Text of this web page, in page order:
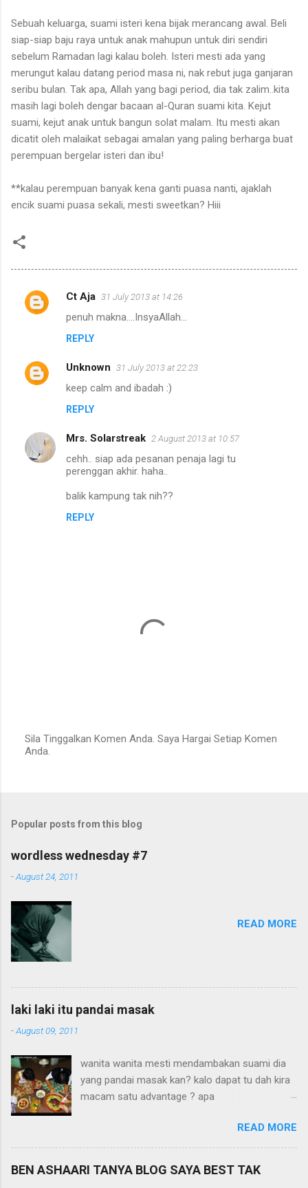
Sebuah keluarga, suami isteri kena bijak merancang awal. Beli
siap-siap baju raya untuk anak mahupun untuk diri sendiri
sebelum Ramadan lagi kalau boleh. Isteri mesti ada yang
merungut kalau datang period masa ni, nak rebut juga ganjaran
seribu bulan. Tak apa, Allah yang bagi period, dia tak zalim..kita
masih lagi boleh dengar bacaan al-Quran suami kita. Kejut
suami, kejut anak untuk bangun solat malam. Itu mesti akan
dicatit oleh malaikat sebagai amalan yang paling berharga buat
perempuan bergelar isteri dan ibu!
**kalau perempuan banyak kena ganti puasa nanti, ajaklah
encik suami puasa sekali, mesti sweetkan? Hiii
C
m
e
s
Ct Aja 31 July 2013 at 14:26
penuh makna....InsyaAllah...
REPLY
Unknown 31 July 2013 at 22:23
keep calm and ibadah :)
REPLY
Mrs. Solarstreak 2 August 2013 at 10:57
cehh.. siap ada pesanan penaja lagi tu
perenggan akhir. haha..
balik kampung tak nih??
REPLY
P
o
m
e
n
Sila Tinggalkan Komen Anda. Saya Hargai Setiap Komen
Anda.
Popular posts from this blog
wordless wednesday #7
-August 24, 2011
READ MORE
laki laki itu pandai masak
-August 09, 2011
wanita wanita mesti mendambakan suami dia
yang pandai masak kan? kalo dapat tu dah kira
macam satu advantage ? apa
buat resipi gabungankan?boring gak kalo isteri
masak benda yang sama.. bila kaki ku terjejak
atas tanah mesir, baru ku tahu yang rerupanya
READ MORE
BEN ASHAARI TANYA BLOG SAYA BEST TAK